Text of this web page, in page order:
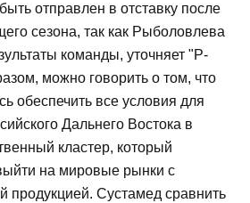
отправлен в отставку после
сезона, так как Рыболовлева
команды, уточняет "Р-
можно говорить о том, что
обеспечить все условия для
Дальнего Востока в
кластер, который
на мировые рынки с
продукцией. Сустамед сравнить